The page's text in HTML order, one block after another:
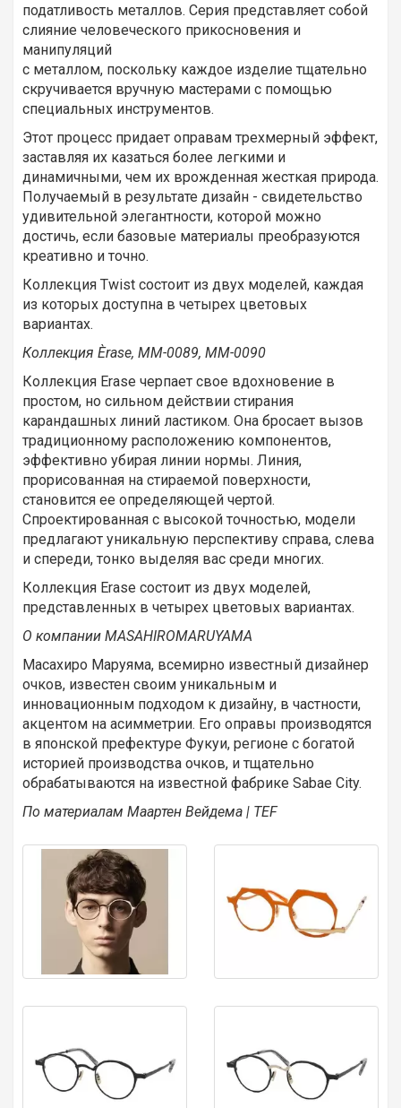
податливость металлов. Серия представляет собой
слияние человеческого прикосновения и
манипуляций
с металлом, поскольку каждое изделие тщательно
скручивается вручную мастерами с помощью
специальных инструментов.
Этот процесс придает оправам трехмерный эффект,
заставляя их казаться более легкими и
динамичными, чем их врожденная жесткая природа.
Получаемый в результате дизайн - свидетельство
удивительной элегантности, которой можно
достичь, если базовые материалы преобразуются
креативно и точно.
Коллекция Twist состоит из двух моделей, каждая
из которых доступна в четырех цветовых
вариантах.
Коллекция Èrase, ММ-0089, ММ-0090
Коллекция Erase черпает свое вдохновение в
простом, но сильном действии стирания
карандашных линий ластиком. Она бросает вызов
традиционному расположению компонентов,
эффективно убирая линии нормы. Линия,
прорисованная на стираемой поверхности,
становится ее определяющей чертой.
Спроектированная с высокой точностью, модели
предлагают уникальную перспективу справа, слева
и спереди, тонко выделяя вас среди многих.
Коллекция Erase состоит из двух моделей,
представленных в четырех цветовых вариантах.
О компании MASAHIROMARUYAMA
Масахиро Маруяма, всемирно известный дизайнер
очков, известен своим уникальным и
инновационным подходом к дизайну, в частности,
акцентом на асимметрии. Его оправы производятся
в японской префектуре Фукуи, регионе с богатой
историей производства очков, и тщательно
обрабатываются на известной фабрике Sabae City.
По материалам Маартен Вейдема | TEF